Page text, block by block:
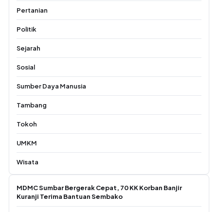
Pertanian
Politik
Sejarah
Sosial
Sumber Daya Manusia
Tambang
Tokoh
UMKM
Wisata
MDMC Sumbar Bergerak Cepat, 70 KK Korban Banjir
Kuranji Terima Bantuan Sembako